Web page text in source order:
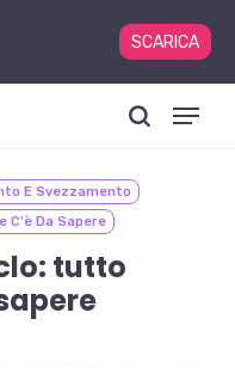
Menu
E Svezzamento
Da Sapere
tutto
SCARICA